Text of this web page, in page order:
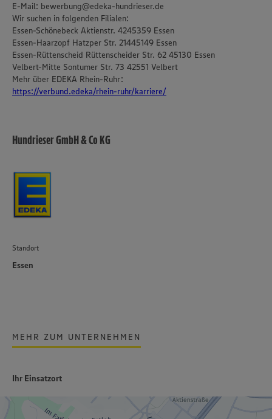
Policy unter den Stichworten „YouTube” und „Vimeo”.
E-Mail: bewerbung@edeka-hundrieser.de
Wir suchen in folgenden Filialen:
Essen-Schönebeck Aktienstr. 4245359 Essen
Essen-Haarzopf Hatzper Str. 21445149 Essen
Essen-Rüttenscheid Rüttenscheider Str. 62 45130 Essen
Velbert-Mitte Sontumer Str. 73 42551 Velbert
Mehr über EDEKA Rhein-Ruhr:
https://verbund.edeka/rhein-ruhr/karriere/
Hundrieser GmbH & Co KG
Standort
Essen
MEHR ZUM UNTERNEHMEN
Ihr Einsatzort